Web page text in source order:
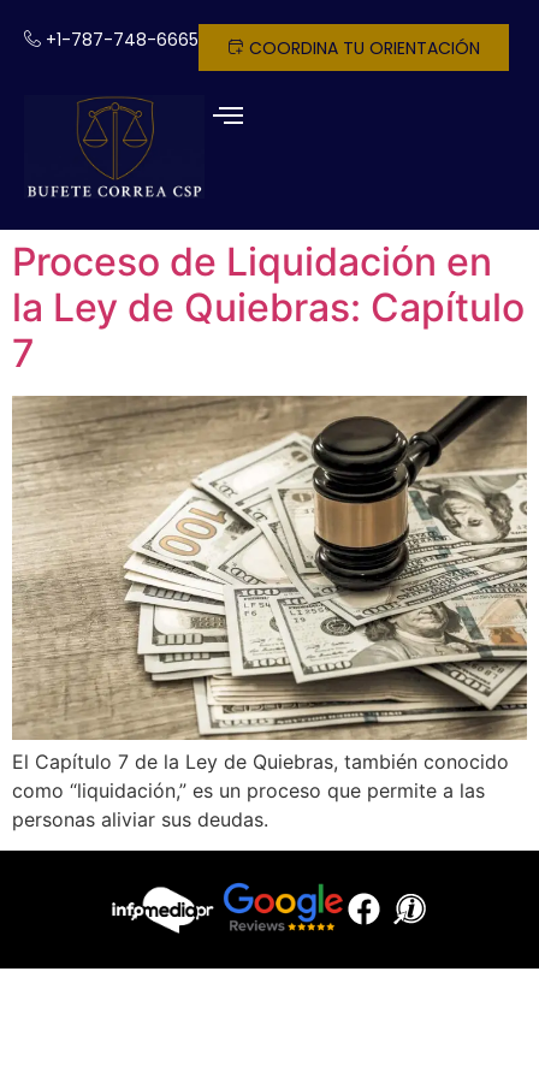
+1-787-748-6665 COORDINA TU ORIENTACIÓN
Proceso de Liquidación en
la Ley de Quiebras: Capítulo
7
El Capítulo 7 de la Ley de Quiebras, también conocido
como “liquidación,” es un proceso que permite a las
personas aliviar sus deudas.